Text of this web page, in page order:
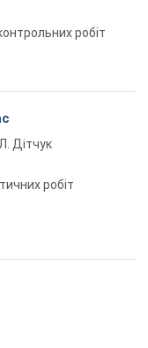
робіт
Дітчук
робіт